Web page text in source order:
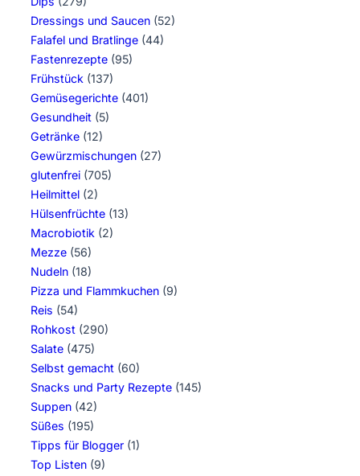
Dressings und Saucen (52)
Falafel und Bratlinge (44)
Fastenrezepte (95)
Frühstück (137)
Gemüsegerichte (401)
Gesundheit (5)
Getränke (12)
Gewürzmischungen (27)
glutenfrei (705)
Heilmittel (2)
Hülsenfrüchte (13)
Macrobiotik (2)
Mezze (56)
Nudeln (18)
Pizza und Flammkuchen (9)
Reis (54)
Rohkost (290)
Salate (475)
Selbst gemacht (60)
Snacks und Party Rezepte (145)
Suppen (42)
Süßes (195)
Tipps für Blogger (1)
Top Listen (9)